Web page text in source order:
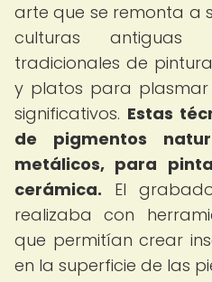
arte que se remonta a
culturas antiguas
tradicionales de
y platos para plasmar
significativos. Estas
de pigmentos
metálicos, para
cerámica. El
realizaba con
que permitían crear
en la superficie de las